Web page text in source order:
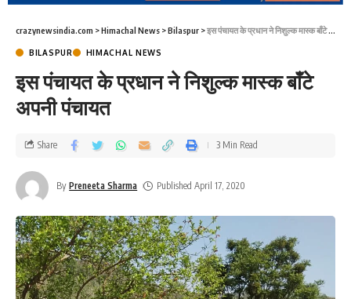
crazynewsindia.com >Himachal News >Bilaspur >इस पंचायत के प्रधान ने निशुल्क मास्क बाँटे अपनी पंचायत
BILASPUR HIMACHAL NEWS
इस पंचायत के प्रधान ने निशुल्क मास्क बाँटे
अपनी पंचायत
By Preneeta Sharma Published April 17, 2020
Share 3 Min Read